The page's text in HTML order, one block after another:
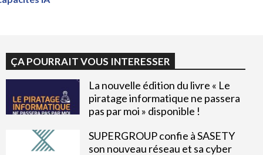
ÇA POURRAIT VOUS INTERESSER
La nouvelle édition du livre « Le
piratage informatique ne passera
pas par moi » disponible !
SUPERGROUP confie à SASETY
son nouveau réseau et sa cyber